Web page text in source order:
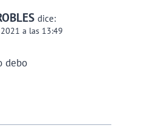
dice:
a las 13:49
debo